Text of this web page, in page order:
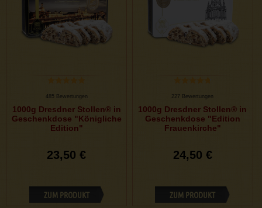
485 Bewertungen
1000g Dresdner Stollen® in
Geschenkdose "Königliche
Edition"
23,50 €
ZUM PRODUKT
227 Bewertungen
1000g Dresdner Stollen® in
Geschenkdose "Edition
Frauenkirche"
24,50 €
ZUM PRODUKT